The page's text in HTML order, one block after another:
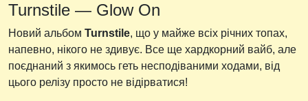
Turnstile — Glow On
Новий альбом Turnstile, що у майже всіх річних топах,
напевно, нікого не здивує. Все ще хардкорний вайб, але
поєднаний з якимось геть несподіваними ходами, від
цього релізу просто не відірватися!